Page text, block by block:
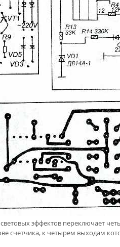
эффектов переключает
счетчика, к четырем выходам